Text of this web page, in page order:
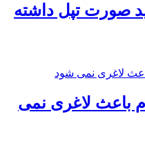
صورت تپل داشته
باعث لاغری نمی